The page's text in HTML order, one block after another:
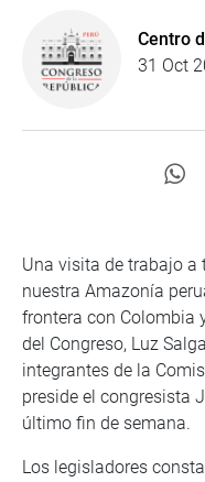
Centro
31 Oct
Una visita de trabajo a
nuestra Amazonía
frontera con Colombia
del Congreso, Luz
integrantes de la
preside el congresista
último fin de semana.
Los legisladores